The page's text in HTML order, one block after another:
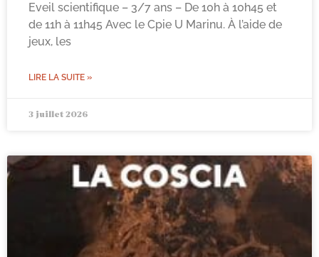
Eveil scientifique – 3/7 ans – De 10h à 10h45 et
de 11h à 11h45 Avec le Cpie U Marinu. À l’aide de
jeux, les
LIRE LA SUITE »
3 juillet 2026